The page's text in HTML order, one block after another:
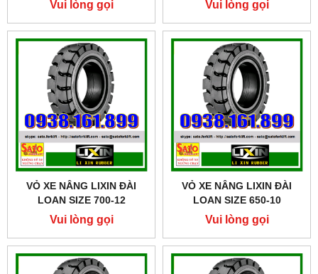
Vui lòng gọi Vui lòng gọi
VỎ XE NÂNG LIXIN ĐÀI
LOAN SIZE 700-12
Vui lòng gọi
VỎ XE NÂNG LIXIN ĐÀI
LOAN SIZE 650-10
Vui lòng gọi